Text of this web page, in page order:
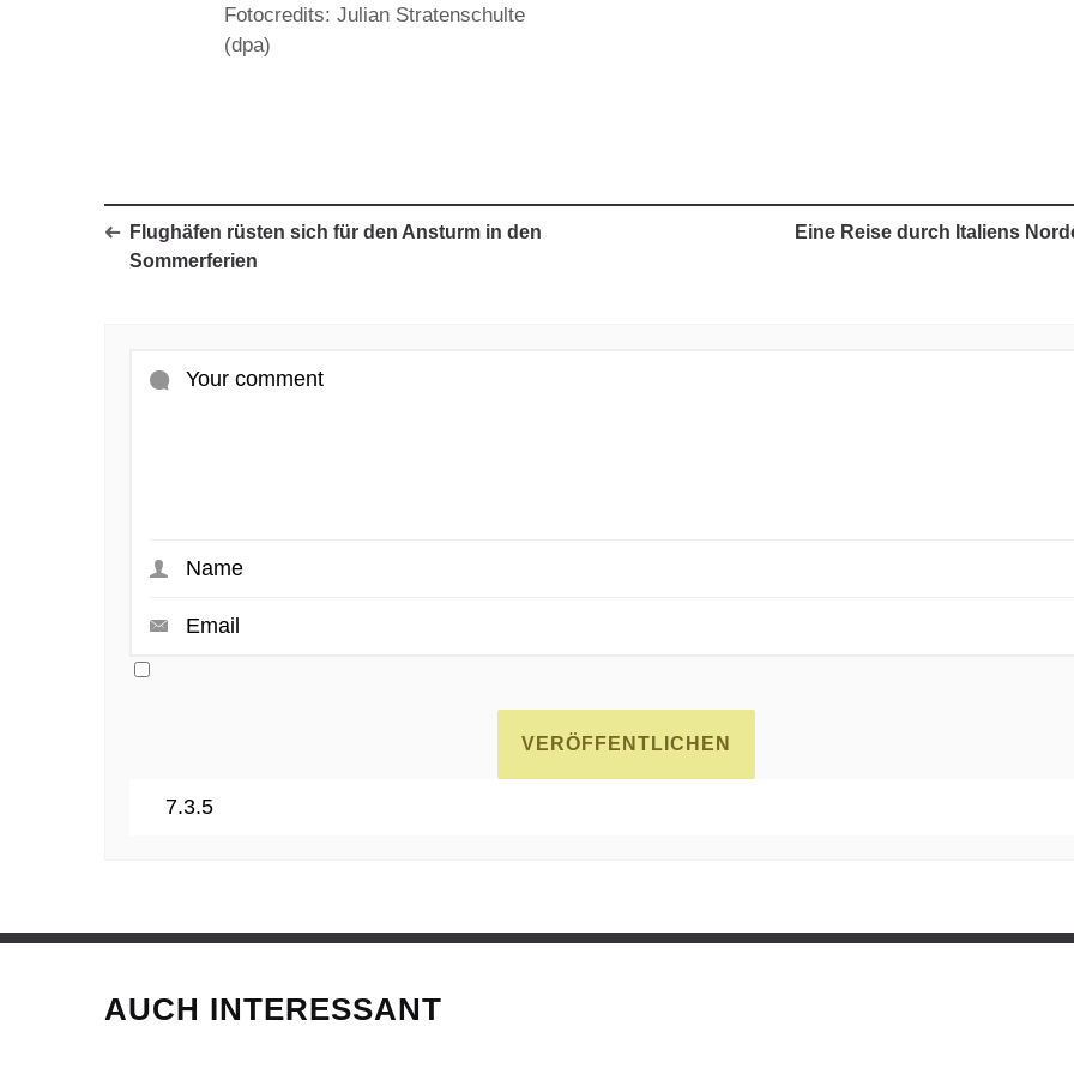
Fotocredits: Julian Stratenschulte
(dpa)
Flughäfen rüsten sich für den Ansturm in den
Sommerferien
Eine Reise durch Italiens
AUCH INTERESSANT